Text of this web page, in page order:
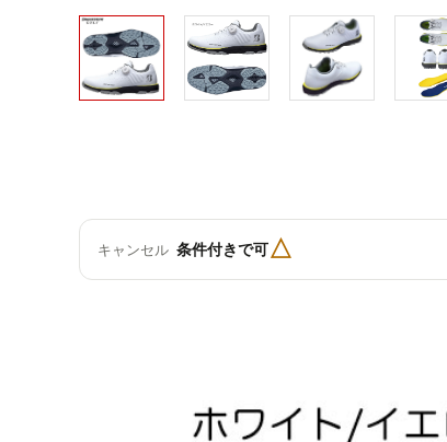
キャンセル 条件付きで可△